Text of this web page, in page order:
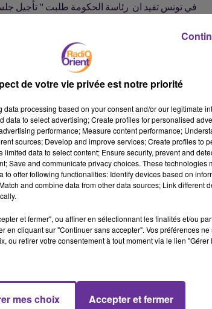
في تونس تفيد ان رئاسة الحكومة طلبت " تأجيل
عواصف عنيفة وغير متوقعة اجتاحت اوروبا
الرئيس التركي يحذر من كارثة نووية في أوكرانيا،
مباشرة مع نظيره الأوكراني منذ الغزو الروسي...
اللوحية وحواسيب "ماك" بتحديث برنامج التشغيل الذي
تتيح التحكّم بهذه الأجهزة...
نحو نصف الإصابات بالسرطان في كل أنحاء العالم
de votre vie privée est notre priorité
data processing based on your consent and/or our legitimate
data to select advertising; Create profiles for personalised
performance; Measure content performance;
sources; Develop and improve services; Create profiles to
data to select content; Ensure security, prevent and
Save and communicate privacy choices. These technologies
to offer following functionalities: Identify devices based on
and combine data from other data sources; Link different
et fermer", ou affiner en sélectionnant les finalités et/ou
en cliquant sur "Continuer sans accepter". Vos préférences
ou retirer votre consentement à tout moment via le lien
mes choix Accepter et fermer